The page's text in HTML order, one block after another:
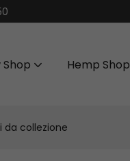
Hemp Shop
da collezione